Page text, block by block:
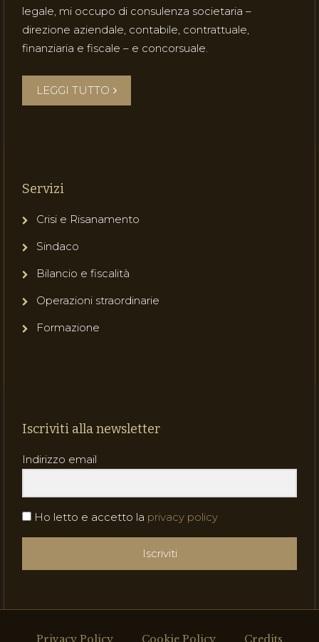
legale, mi occupo di consulenza societaria –
direzione aziendale, contabile, contrattuale,
finanziaria e fiscale – e concorsuale.
LEGGI TUTTO
Servizi
Crisi e Risanamento
Sindaco
Bilancio e fiscalità
Operazioni straordinarie
Formazione
Iscriviti alla newsletter
Indirizzo email
Ho letto e accetto la privacy policy
Iscriviti
Privacy Policy Cookie Policy Credits